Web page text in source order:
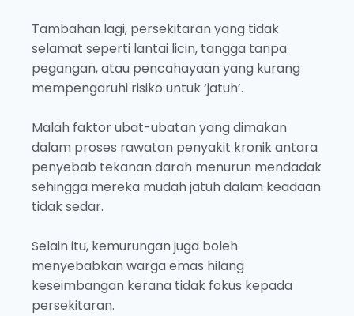
Tambahan lagi, persekitaran yang tidak
selamat seperti lantai licin, tangga tanpa
pegangan, atau pencahayaan yang kurang
mempengaruhi risiko untuk ‘jatuh’.
Malah faktor ubat-ubatan yang dimakan
dalam proses rawatan penyakit kronik antara
penyebab tekanan darah menurun mendadak
sehingga mereka mudah jatuh dalam keadaan
tidak sedar.
Selain itu, kemurungan juga boleh
menyebabkan warga emas hilang
keseimbangan kerana tidak fokus kepada
persekitaran.